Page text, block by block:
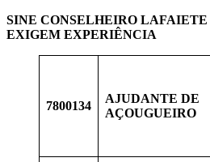
SINE CONSELHEIRO LAFAIETE
EXIGEM EXPERIÊNCIA
7800134
AJUDANTE DE
AÇOUGUEIRO